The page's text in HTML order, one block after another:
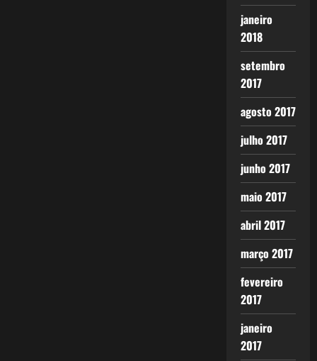
janeiro
2018
setembro
2017
agosto 2017
julho 2017
junho 2017
maio 2017
abril 2017
março 2017
fevereiro
2017
janeiro
2017